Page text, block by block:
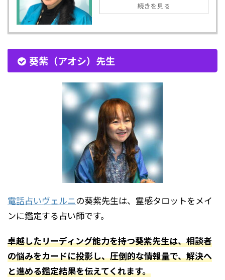
続きを見る
葵紫（アオシ）先生
電話占いヴェルニの葵紫先生は、霊感タロットをメイ
ンに鑑定する占い師です。
卓越したリーディング能力を持つ葵紫先生は、相談者
の悩みをカードに投影し、圧倒的な情報量で、解決へ
と進める鑑定結果を伝えてくれます。